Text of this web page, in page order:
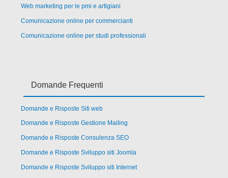
Web marketing per le pmi e artigiani
Comunicazione online per commercianti
Comunicazione online per studi professionali
Domande Frequenti
Domande e Risposte Siti web
Domande e Risposte Gestione Mailing
Domande e Risposte Consulenza SEO
Domande e Risposte Sviluppo siti Joomla
Domande e Risposte Sviluppo siti Internet